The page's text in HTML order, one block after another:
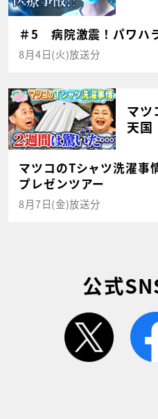
＃5 病院激震！パワハ
8月4日(火)放送分
マツ
天国
マツコのTシャツ洗濯事
プレゼンツアー
8月7日(金)放送分
公式
twitter